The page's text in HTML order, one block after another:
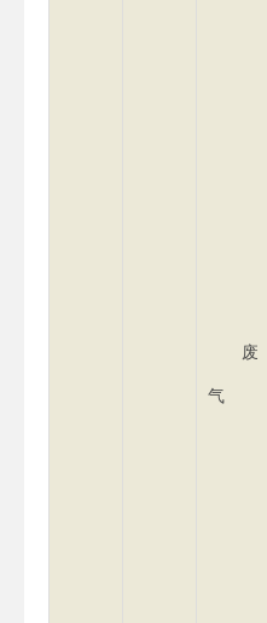
废
气